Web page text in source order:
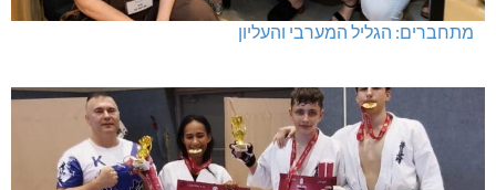
מתחברים: הגליל המערבי והעליון